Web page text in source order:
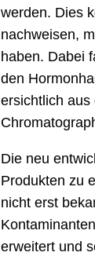
werden. Dies
nachweisen,
haben. Dabei
den
ersichtlich aus
Die neu
Produkten zu
nicht erst
erweitert und